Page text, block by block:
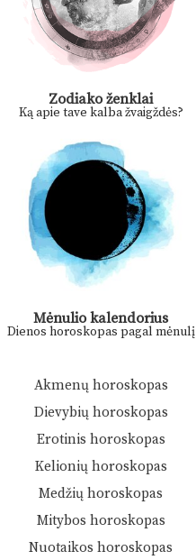
Zodiako ženklai
Ką apie tave kalba žvaigždės?
Mėnulio kalendorius
Dienos horoskopas pagal mėnulį
Akmenų horoskopas
Dievybių horoskopas
Erotinis horoskopas
Kelionių horoskopas
Medžių horoskopas
Mitybos horoskopas
Nuotaikos horoskopas